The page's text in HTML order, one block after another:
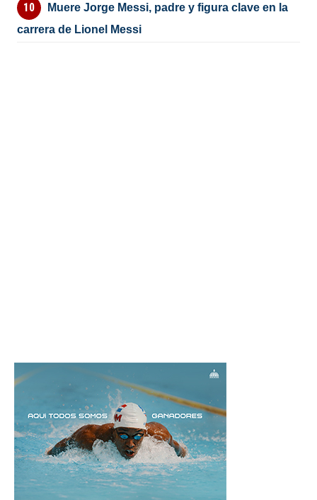
Muere Jorge Messi, padre y figura clave en la
carrera de Lionel Messi